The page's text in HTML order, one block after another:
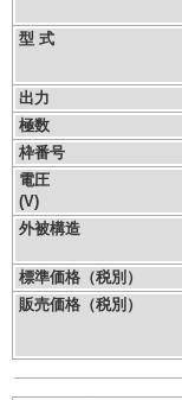
型 式
出力
極数
枠番号
電圧
(V)
外被構造
標準価格（税別）
販売価格（税別）